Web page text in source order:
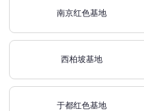
南京红色基地
西柏坡基地
于都红色基地